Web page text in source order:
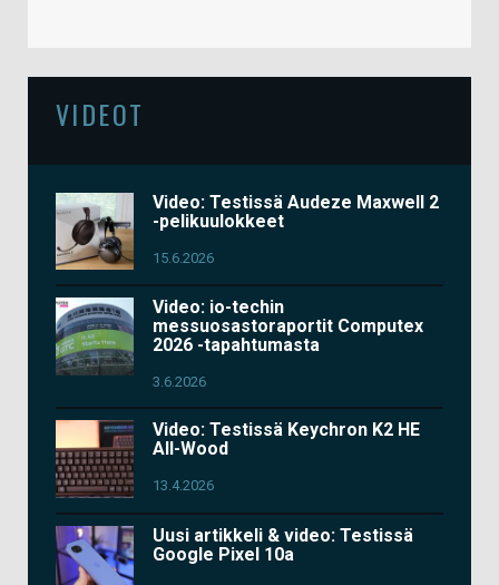
VIDEOT
Video: Testissä Audeze Maxwell 2
-pelikuulokkeet
15.6.2026
Video: io-techin
messuosastoraportit Computex
2026 -tapahtumasta
3.6.2026
Video: Testissä Keychron K2 HE
All-Wood
13.4.2026
Uusi artikkeli & video: Testissä
Google Pixel 10a